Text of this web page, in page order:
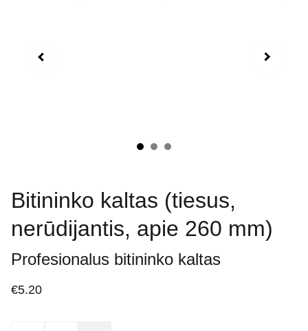
Bitininko kaltas (tiesus,
nerūdijantis, apie 260 mm)
Profesionalus bitininko kaltas
€5.20